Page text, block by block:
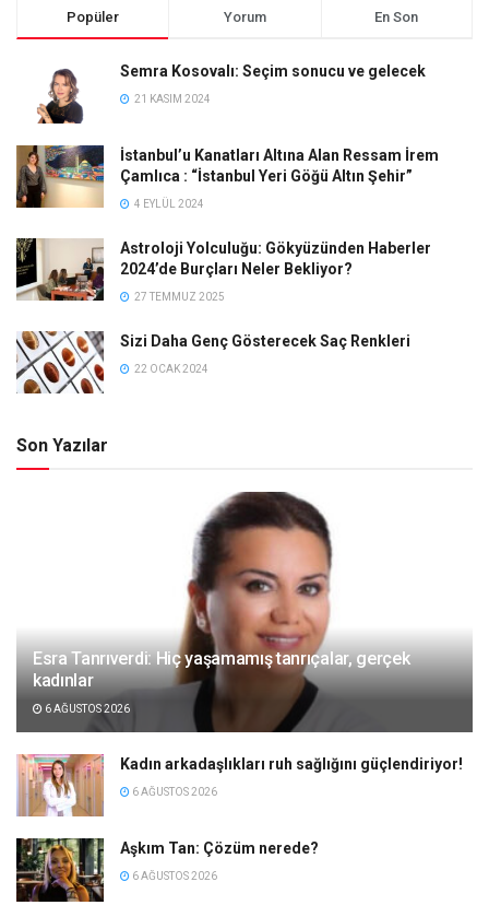
Popüler Yorum En Son
Semra Kosovalı: Seçim sonucu ve gelecek
21 KASIM 2024
İstanbul’u Kanatları Altına Alan Ressam İrem
Çamlıca : “İstanbul Yeri Göğü Altın Şehir”
4 EYLÜL 2024
Astroloji Yolculuğu: Gökyüzünden Haberler
2024’de Burçları Neler Bekliyor?
27 TEMMUZ 2025
Sizi Daha Genç Gösterecek Saç Renkleri
22 OCAK 2024
Son Yazılar
Esra Tanrıverdi: Hiç yaşamamış tanrıçalar, gerçek
kadınlar
6 AĞUSTOS 2026
Kadın arkadaşlıkları ruh sağlığını güçlendiriyor!
6 AĞUSTOS 2026
Aşkım Tan: Çözüm nerede?
6 AĞUSTOS 2026